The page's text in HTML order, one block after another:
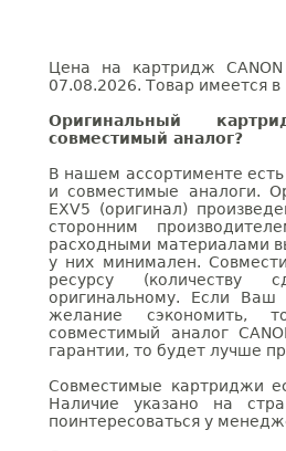
Цена на картридж CANON
07.08.2026. Товар имеется в
Оригинальный
совместимый аналог?
В нашем ассортименте
и совместимые аналоги.
EXV5 (оригинал)
сторонним
расходными материалами
у них минимален.
ресурсу (количеству
оригинальному. Если
желание сэкономить,
совместимый аналог
гарантии, то будет лучше
Совместимые картриджи
Наличие указано на
поинтересоваться у